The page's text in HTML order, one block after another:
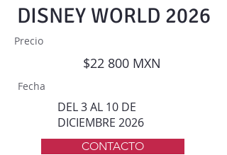
DISNEY WORLD 2026
Precio
$22 800 MXN
Fecha
DEL 3 AL 10 DE
DICIEMBRE 2026
CONTACTO